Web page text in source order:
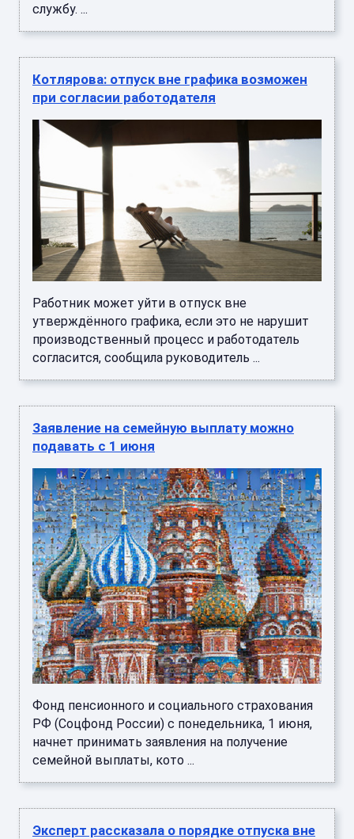
службу. ...
Котлярова: отпуск вне графика возможен
при согласии работодателя
Работник может уйти в отпуск вне
утверждённого графика, если это не нарушит
производственный процесс и работодатель
согласится, сообщила руководитель ...
Заявление на семейную выплату можно
подавать с 1 июня
Фонд пенсионного и социального страхования
РФ (Соцфонд России) с понедельника, 1 июня,
начнет принимать заявления на получение
семейной выплаты, кото ...
Эксперт рассказала о порядке отпуска вне